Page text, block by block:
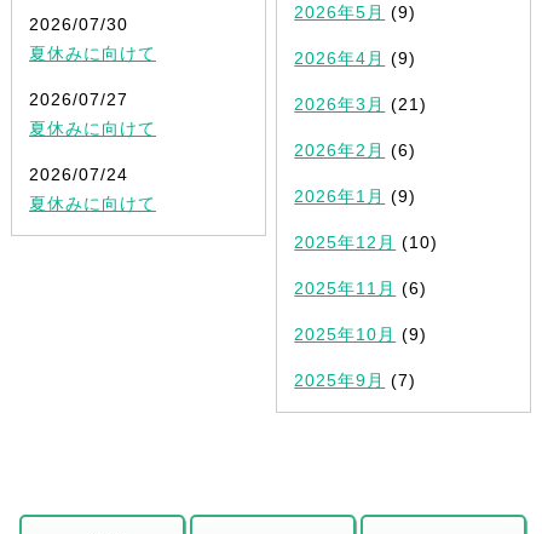
2026/07/30
夏休みに向けて
2026/07/27
夏休みに向けて
2026/07/24
夏休みに向けて
2026年5月 (9)
2026年4月 (9)
2026年3月 (21)
2026年2月 (6)
2026年1月 (9)
2025年12月 (10)
2025年11月 (6)
2025年10月 (9)
2025年9月 (7)